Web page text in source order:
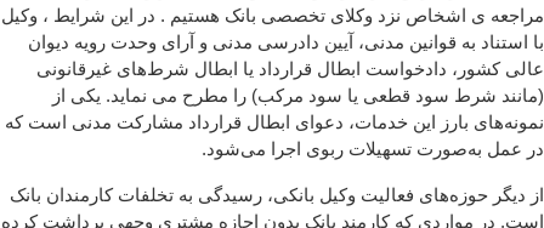
مراجعه ی اشخاص نزد وکلای تخصصی بانک هستیم . در این شرایط ، وکیل
با استناد به قوانین مدنی، آیین دادرسی مدنی و آرای وحدت رویه دیوان
عالی کشور، دادخواست ابطال قرارداد یا ابطال شرط‌های غیرقانونی
(مانند شرط سود قطعی یا سود مرکب) را مطرح می نماید. یکی از
نمونه‌های بارز این خدمات، دعوای ابطال قرارداد مشارکت مدنی است که
در عمل به‌صورت تسهیلات ربوی اجرا می‌شود.
از دیگر حوزه‌های فعالیت وکیل بانکی، رسیدگی به تخلفات کارمندان بانک
است. در مواردی که کارمند بانک بدون اجازه مشتری وجهی برداشت کرده